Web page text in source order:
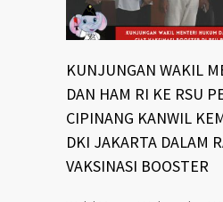
KUNJUNGAN WAKIL
DAN HAM RI KE RSU
CIPINANG KANWIL
DKI JAKARTA DALAM
VAKSINASI BOOSTER